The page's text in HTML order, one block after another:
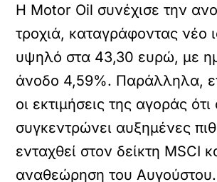
Η Motor Oil συνέχισε την
τροχιά, καταγράφοντας νέο
υψηλό στα 43,30 ευρώ, με
άνοδο 4,59%. Παράλληλα,
οι εκτιμήσεις της αγοράς ότι
συγκεντρώνει αυξημένες
ενταχθεί στον δείκτη MSCI
αναθεώρηση του Αυγούστου.